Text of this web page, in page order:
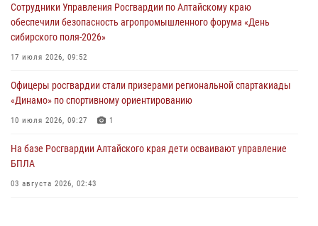
акции «Коробка храбрости»
Сотрудники Росгвардии провели встречу с юными пограничниками
03 июля 2026, 04:03
Управление Росгвардии по Алтайскому краю провело для детей
02 июля 2026, 00:55
В краевом управлении вневедомственной охраны Росгвардии по
Сотрудники Управления Росгвардии по Алтайскому краю
обеспечили безопасность агропромышленного форума «День
сибирского поля-2026»
17 июля 2026, 09:52
Офицеры росгвардии стали призерами региональной спартакиады
«Динамо» по спортивному ориентированию
10 июля 2026, 09:27 1
На базе Росгвардии Алтайского края дети осваивают управление
БПЛА
03 августа 2026, 02:43